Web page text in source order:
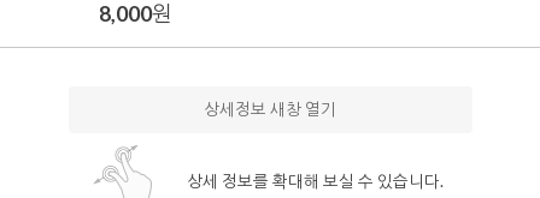
8,000원
상세정보 새창 열기
상세 정보를 확대해 보실 수 있습니다.